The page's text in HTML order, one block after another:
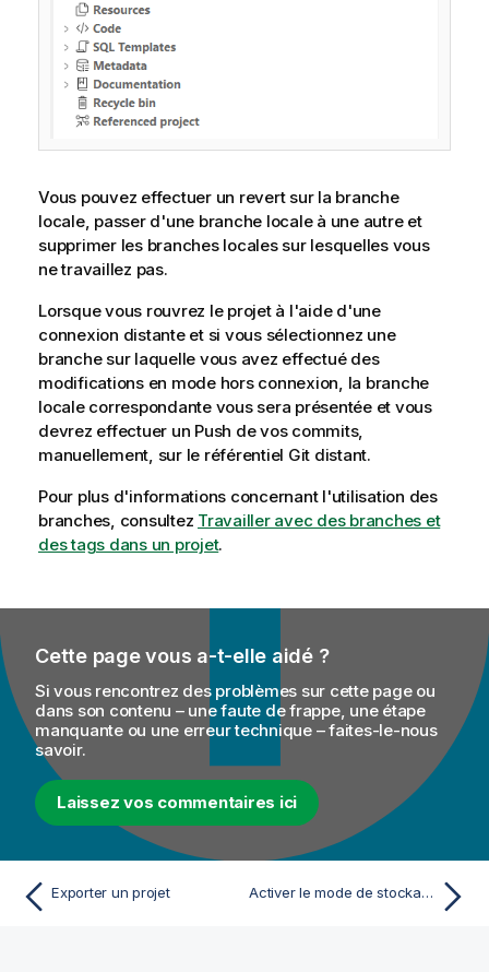
Vous pouvez effectuer un revert sur la branche
locale, passer d'une branche locale à une autre et
supprimer les branches locales sur lesquelles vous
ne travaillez pas.
Lorsque vous rouvrez le projet à l'aide d'une
connexion distante et si vous sélectionnez une
branche sur laquelle vous avez effectué des
modifications en mode hors connexion, la branche
locale correspondante vous sera présentée et vous
devrez effectuer un Push de vos commits,
manuellement, sur le référentiel Git distant.
Pour plus d'informations concernant l'utilisation des
branches, consultez Travailler avec des branches et
des tags dans un projet.
Cette page vous a-t-elle aidé ?
Si vous rencontrez des problèmes sur cette page ou
dans son contenu – une faute de frappe, une étape
manquante ou une erreur technique – faites-le-nous
savoir.
Laissez vos commentaires ici
Exporter un projet Activer le mode de stockage Git standard